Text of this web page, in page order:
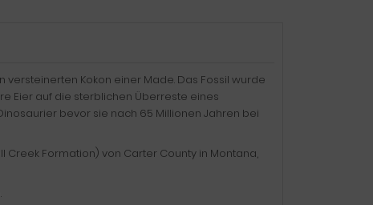
Kokon einer Made. Das Fossil wurde
Eier auf die sterblichen Überreste eines
bevor sie nach 65 Millionen Jahren bei
Formation) von Carter County in Montana,